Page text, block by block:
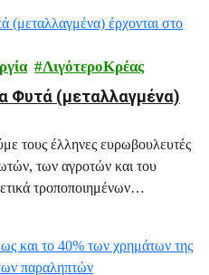
ΛιγότεροΚρέας
Φυτά (μεταλλαγμένα)
τους έλληνες ευρωβουλευτές
των αγροτών και του
τροποποιημένων